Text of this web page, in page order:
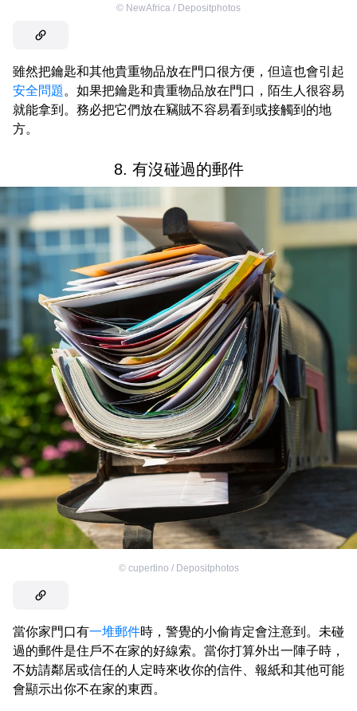
© NewAfrica / Depositphotos
雖然把鑰匙和其他貴重物品放在門口很方便，但這也會引起
安全問題 。如果把鑰匙和貴重物品放在門口，陌生人很容易
就能拿到。務必把它們放在竊賊不容易看到或接觸到的地
方。
8. 有沒碰過的郵件
© cupertino / Depositphotos
當你家門口有一堆郵件時，警覺的小偷肯定會注意到。未碰
過的郵件是住戶不在家的好線索。當你打算外出一陣子時，
不妨請鄰居或信任的人定時來收你的信件、報紙和其他可能
會顯示出你不在家的東西。